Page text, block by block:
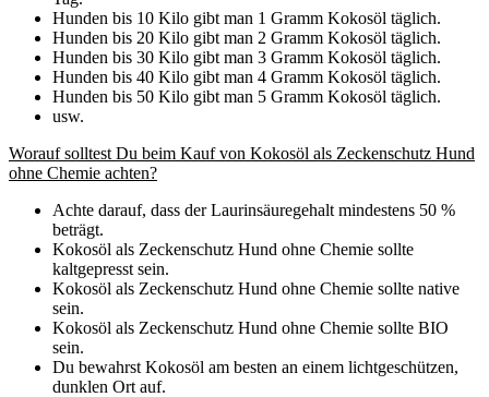
Hunden bis 10 Kilo gibt man 1 Gramm Kokosöl täglich.
Hunden bis 20 Kilo gibt man 2 Gramm Kokosöl täglich.
Hunden bis 30 Kilo gibt man 3 Gramm Kokosöl täglich.
Hunden bis 40 Kilo gibt man 4 Gramm Kokosöl täglich.
Hunden bis 50 Kilo gibt man 5 Gramm Kokosöl täglich.
usw.
Worauf solltest Du beim Kauf von Kokosöl als Zeckenschutz Hund
ohne Chemie achten?
Achte darauf, dass der Laurinsäuregehalt mindestens 50 %
beträgt.
Kokosöl als Zeckenschutz Hund ohne Chemie sollte
kaltgepresst sein.
Kokosöl als Zeckenschutz Hund ohne Chemie sollte native
sein.
Kokosöl als Zeckenschutz Hund ohne Chemie sollte BIO
sein.
Du bewahrst Kokosöl am besten an einem lichtgeschützen,
dunklen Ort auf.